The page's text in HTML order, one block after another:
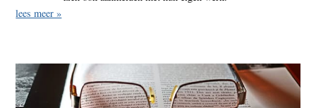
lees meer »